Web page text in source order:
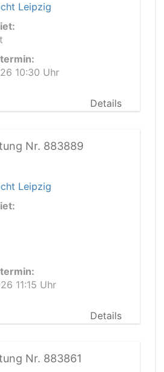
Leipzig
10:30 Uhr
Details
Nr. 883889
Leipzig
11:15 Uhr
Details
Nr. 883861